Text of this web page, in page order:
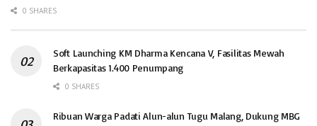
0 SHARES
Soft Launching KM Dharma Kencana V, Fasilitas Mewah
Berkapasitas 1.400 Penumpang
0 SHARES
Ribuan Warga Padati Alun-alun Tugu Malang, Dukung MBG